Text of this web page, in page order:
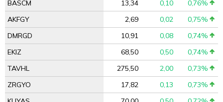
BASCM
13,34 0,10
0,76%
AKFGY
2,69 0,02
0,75%
DMRGD
10,91 0,08
0,74%
EKIZ
68,50 0,50
0,74%
TAVHL
275,50 2,00
0,73%
ZRGYO
17,82 0,13
0,73%